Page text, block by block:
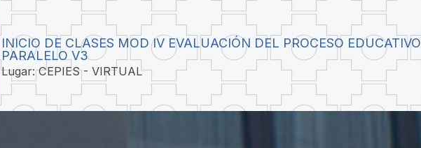
INICIO DE CLASES MOD IV EVALUACIÓN DEL PROCESO EDUCATIVO
PARALELO V3
Lugar: CEPIES - VIRTUAL